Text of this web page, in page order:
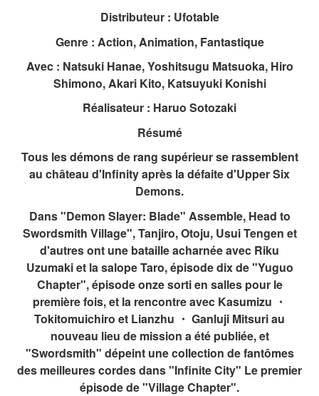
Distributeur : Ufotable
Genre : Action, Animation, Fantastique
Avec : Natsuki Hanae, Yoshitsugu Matsuoka, Hiro
Shimono, Akari Kito, Katsuyuki Konishi
Réalisateur : Haruo Sotozaki
Résumé
Tous les démons de rang supérieur se rassemblent
au château d'Infinity après la défaite d'Upper Six
Demons.
Dans "Demon Slayer: Blade" Assemble, Head to
Swordsmith Village", Tanjiro, Otoju, Usui Tengen et
d'autres ont une bataille acharnée avec Riku
Uzumaki et la salope Taro, épisode dix de "Yuguo
Chapter", épisode onze sorti en salles pour le
première fois, et la rencontre avec Kasumizu ・
Tokitomuichiro et Lianzhu ・ Ganluji Mitsuri au
nouveau lieu de mission a été publiée, et
"Swordsmith" dépeint une collection de fantômes
des meilleures cordes dans "Infinite City" Le premier
épisode de "Village Chapter".